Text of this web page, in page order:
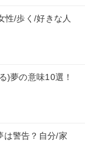
性/歩く/好きな人
)夢の意味10選！
は警告？自分/家